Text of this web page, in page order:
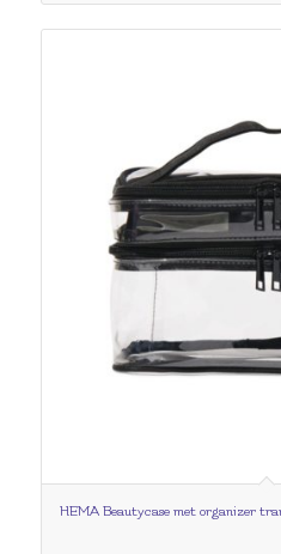
HEMA Beautycase met organizer